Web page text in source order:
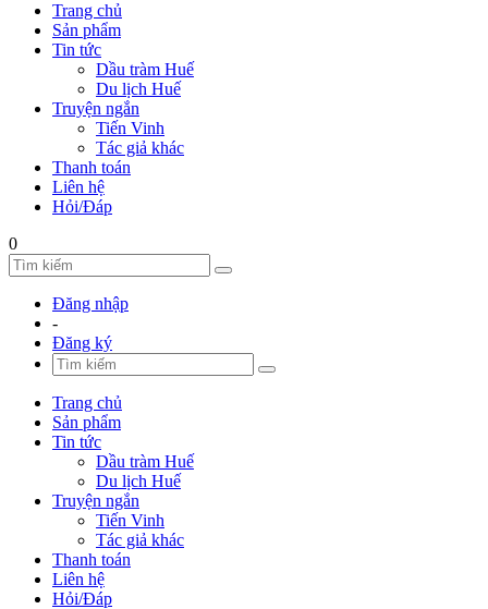
Trang chủ
Sản phẩm
Tin tức
Dầu tràm Huế
Du lịch Huế
Truyện ngắn
Tiến Vinh
Tác giả khác
Thanh toán
Liên hệ
Hỏi/Đáp
0
Đăng nhập
-
Đăng ký
Trang chủ
Sản phẩm
Tin tức
Dầu tràm Huế
Du lịch Huế
Truyện ngắn
Tiến Vinh
Tác giả khác
Thanh toán
Liên hệ
Hỏi/Đáp